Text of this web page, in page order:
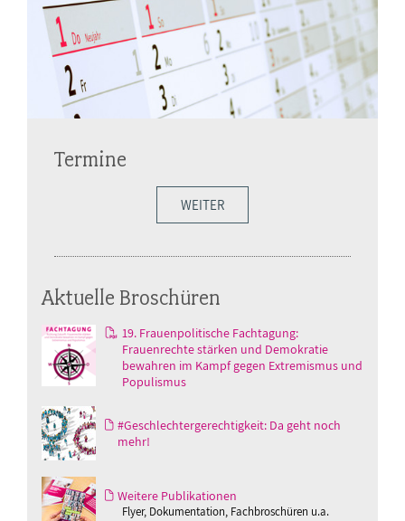
Termine
WEITER
Aktuelle Broschüren
19. Frauenpolitische Fachtagung:
Frauenrechte stärken und Demokratie
bewahren im Kampf gegen Extremismus und
Populismus
#Geschlechtergerechtigkeit: Da geht noch
mehr!
Weitere Publikationen
Flyer, Dokumentation, Fachbroschüren u.a.